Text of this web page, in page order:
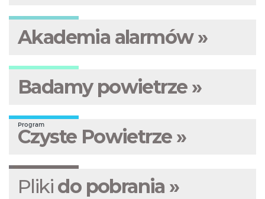
Akademia alarmów »
Badamy powietrze »
Program
Czyste Powietrze »
Pliki do pobrania »